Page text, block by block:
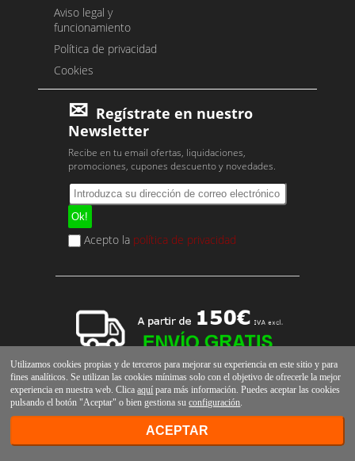
Aviso legal y
funcionamiento
Política de privacidad
Cookies
Regístrate en nuestro
Newsletter
Recibe en tu email ofertas, liquidaciones,
promociones, cupones descuento y novedades.
Acepto la política de privacidad
Utilizamos cookies propias y de terceros para mejorar su experiencia en este sitio y para
fines analíticos. Se utilizan las cookies mínimas solo con el objetivo de ofrecerle la mejor
experiencia en nuestra web. Clicaaquí para más información. Puedes aceptar las cookies
pulsando el botón "Aceptar" o bien gestiona suconfiguración.
ACEPTAR